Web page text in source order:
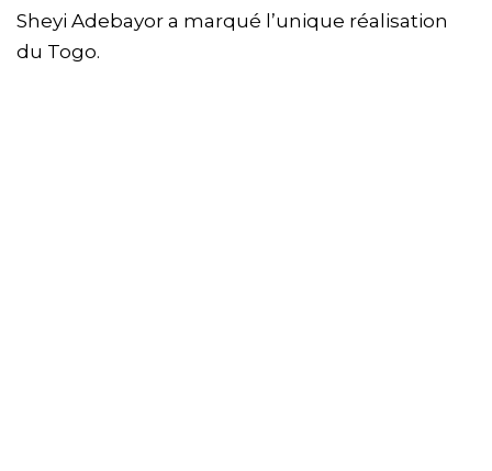
Sheyi Adebayor a marqué l’unique réalisation
du Togo.